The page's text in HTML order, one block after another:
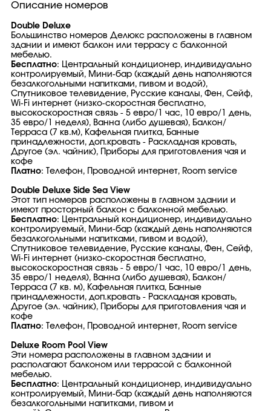
Описание номеров
Double Deluxe
Большинство номеров Делюкс расположены в главном
здании и имеют балкон или террасу с балконной
мебелью.
Бесплатно: Центральный кондиционер, индивидуально
контролируемый, Мини-бар (каждый день наполняются
безалкогольными напитками, пивом и водой),
Спутниковое телевидение, Русские каналы, Фен, Сейф,
Wi-Fi интернет (низко-скоростная бесплатно,
высокоскоростная связь - 5 евро/1 час, 10 евро/1 день,
35 евро/1 неделя), Ванна (либо душевая), Балкон/
Терраса (7 кв.м), Кафельная плитка, Банные
принадлежности, доп.кровать - Раскладная кровать,
Другое (эл. чайник), Приборы для приготовления чая и
кофе
Платно: Телефон, Проводной интернет, Room service
Double Deluxe Side Sea View
Этот тип номеров расположены в главном здании и
имеют просторный балкон с балконной мебелью.
Бесплатно: Центральный кондиционер, индивидуально
контролируемый, Мини-бар (каждый день наполняются
безалкогольными напитками, пивом и водой),
Спутниковое телевидение, Русские каналы, Фен, Сейф,
Wi-Fi интернет (низко-скоростная бесплатно,
высокоскоростная связь - 5 евро/1 час, 10 евро/1 день,
35 евро/1 неделя), Ванна (либо душевая), Балкон/
Терраса (7 кв. м), Кафельная плитка, Банные
принадлежности, доп.кровать - Раскладная кровать,
Другое (эл. чайник), Приборы для приготовления чая и
кофе
Платно: Телефон, Проводной интернет, Room service
Deluxe Room Pool View
Эти номера расположены в главном здании и
располагают балконом или террасой с балконной
мебелью.
Бесплатно: Центральный кондиционер, индивидуально
контролируемый, Мини-бар (каждый день наполняются
безалкогольными напитками, пивом и